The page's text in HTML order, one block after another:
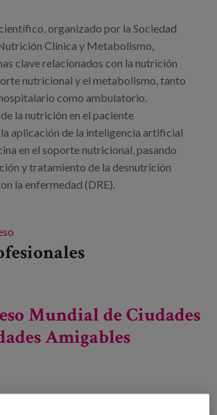
organizado por la Sociedad
Clínica y Metabolismo,
clave relacionados con la nutrición
nutricional y el metabolismo, tanto
como ambulatorio.
la nutrición en el paciente
aplicación de la inteligencia artificial
en el soporte nutricional, pasando
y tratamiento de la desnutrición
la enfermedad (DRE).
Mundial de Ciudades
Amigables